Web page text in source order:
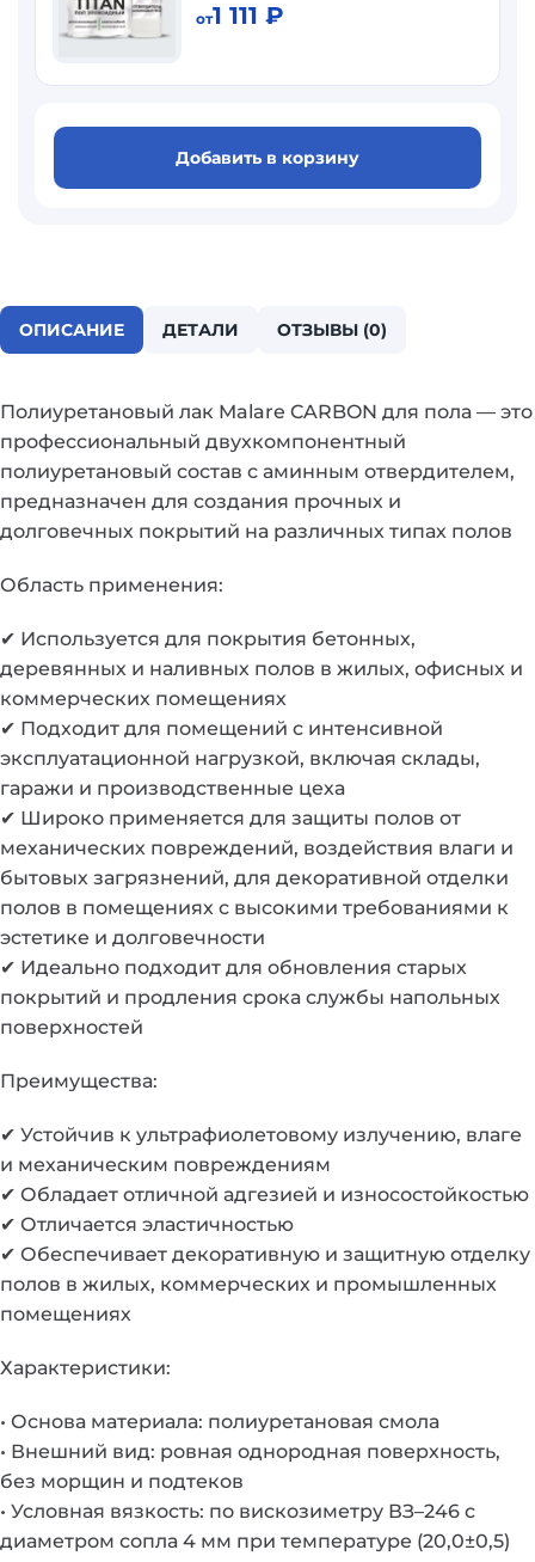
от1 111 ₽
Добавить в корзину
ОПИСАНИЕ ДЕТАЛИ ОТЗЫВЫ (0)
Полиуретановый лак Malare CARBON для пола — это
профессиональный двухкомпонентный
полиуретановый состав с аминным отвердителем,
предназначен для создания прочных и
долговечных покрытий на различных типах полов
Область применения:
✔ Используется для покрытия бетонных,
деревянных и наливных полов в жилых, офисных и
коммерческих помещениях
✔ Подходит для помещений с интенсивной
эксплуатационной нагрузкой, включая склады,
гаражи и производственные цеха
✔ Широко применяется для защиты полов от
механических повреждений, воздействия влаги и
бытовых загрязнений, для декоративной отделки
полов в помещениях с высокими требованиями к
эстетике и долговечности
✔ Идеально подходит для обновления старых
покрытий и продления срока службы напольных
поверхностей
Преимущества:
✔ Устойчив к ультрафиолетовому излучению, влаге
и механическим повреждениям
✔ Обладает отличной адгезией и износостойкостью
✔ Отличается эластичностью
✔ Обеспечивает декоративную и защитную отделку
полов в жилых, коммерческих и промышленных
помещениях
Характеристики:
• Основа материала: полиуретановая смола
• Внешний вид: ровная однородная поверхность,
без морщин и подтеков
• Условная вязкость: по вискозиметру ВЗ–246 с
диаметром сопла 4 мм при температуре (20,0±0,5)